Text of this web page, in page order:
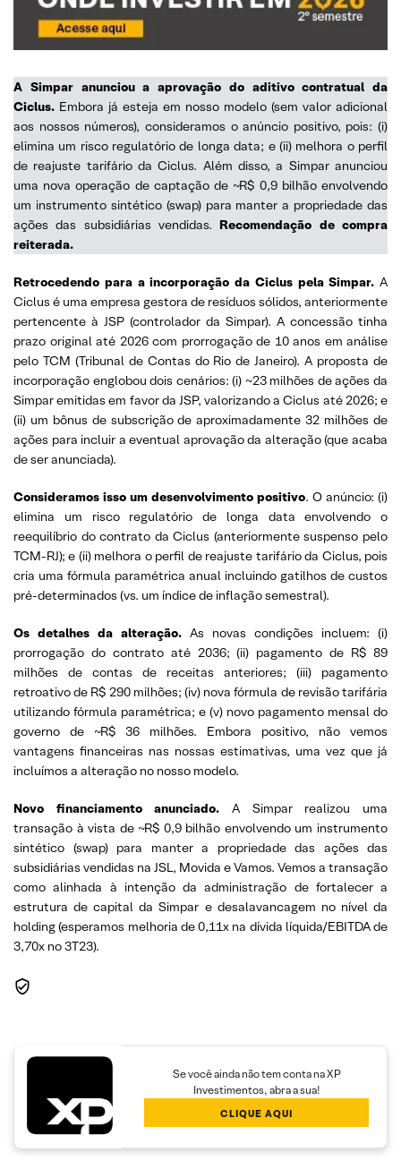
A Simpar anunciou a aprovação do aditivo contratual da
Ciclus. Embora já esteja em nosso modelo (sem valor adicional
aos nossos números), consideramos o anúncio positivo, pois: (i)
elimina um risco regulatório de longa data; e (ii) melhora o perfil
de reajuste tarifário da Ciclus. Além disso, a Simpar anunciou
uma nova operação de captação de ~R$ 0,9 bilhão envolvendo
um instrumento sintético (swap) para manter a propriedade das
ações das subsidiárias vendidas. Recomendação de compra
reiterada.
Retrocedendo para a incorporação da Ciclus pela Simpar. A
Ciclus é uma empresa gestora de resíduos sólidos, anteriormente
pertencente à JSP (controlador da Simpar). A concessão tinha
prazo original até 2026 com prorrogação de 10 anos em análise
pelo TCM (Tribunal de Contas do Rio de Janeiro). A proposta de
incorporação englobou dois cenários: (i) ~23 milhões de ações da
Simpar emitidas em favor da JSP, valorizando a Ciclus até 2026; e
(ii) um bônus de subscrição de aproximadamente 32 milhões de
ações para incluir a eventual aprovação da alteração (que acaba
de ser anunciada).
Consideramos isso um desenvolvimento positivo. O anúncio: (i)
elimina um risco regulatório de longa data envolvendo o
reequilíbrio do contrato da Ciclus (anteriormente suspenso pelo
TCM-RJ); e (ii) melhora o perfil de reajuste tarifário da Ciclus, pois
cria uma fórmula paramétrica anual incluindo gatilhos de custos
pré-determinados (vs. um índice de inflação semestral).
Os detalhes da alteração. As novas condições incluem: (i)
prorrogação do contrato até 2036; (ii) pagamento de R$ 89
milhões de contas de receitas anteriores; (iii) pagamento
retroativo de R$ 290 milhões; (iv) nova fórmula de revisão tarifária
utilizando fórmula paramétrica; e (v) novo pagamento mensal do
governo de ~R$ 36 milhões. Embora positivo, não vemos
vantagens financeiras nas nossas estimativas, uma vez que já
incluímos a alteração no nosso modelo.
Novo financiamento anunciado. A Simpar realizou uma
transação à vista de ~R$ 0,9 bilhão envolvendo um instrumento
sintético (swap) para manter a propriedade das ações das
subsidiárias vendidas na JSL, Movida e Vamos. Vemos a transação
como alinhada à intenção da administração de fortalecer a
estrutura de capital da Simpar e desalavancagem no nível da
holding (esperamos melhoria de 0,11x na dívida líquida/EBITDA de
3,70x no 3T23).
Se você ainda não tem conta na XP
Investimentos, abra a sua!
CLIQUE AQUI